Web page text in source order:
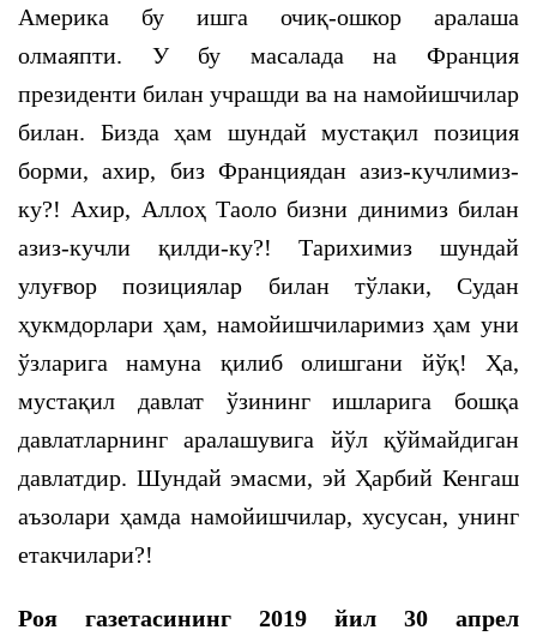
Америка бу ишга очиқ-ошкор аралаша
олмаяпти. У бу масалада на Франция
президенти билан учрашди ва на намойишчилар
билан. Бизда ҳам шундай мустақил позиция
борми, ахир, биз Франциядан азиз-кучлимиз-
ку?! Ахир, Аллоҳ Таоло бизни динимиз билан
азиз-кучли қилди-ку?! Тарихимиз шундай
улуғвор позициялар билан тўлаки, Судан
ҳукмдорлари ҳам, намойишчиларимиз ҳам уни
ўзларига намуна қилиб олишгани йўқ! Ҳа,
мустақил давлат ўзининг ишларига бошқа
давлатларнинг аралашувига йўл қўймайдиган
давлатдир. Шундай эмасми, эй Ҳарбий Кенгаш
аъзолари ҳамда намойишчилар, хусусан, унинг
етакчилари?!
Роя газетасининг 2019 йил 30 апрел